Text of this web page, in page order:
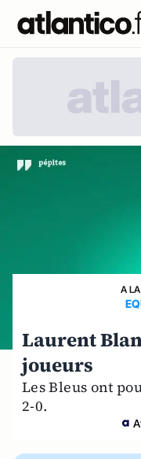
A
Laurent
joueurs
Les Bleus ont
2-0.